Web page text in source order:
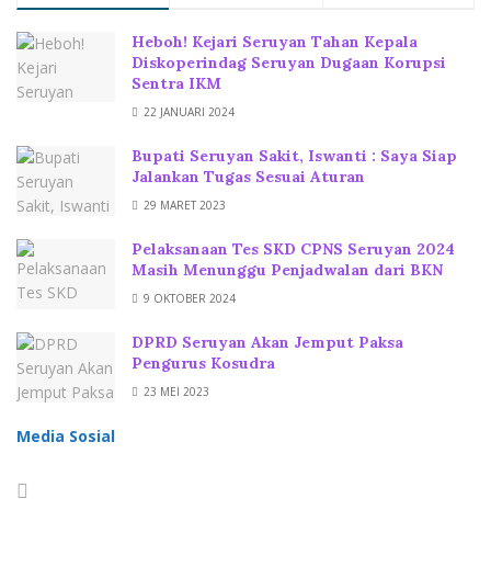
Heboh! Kejari Seruyan Tahan Kepala
Diskoperindag Seruyan Dugaan Korupsi
Sentra IKM
22 JANUARI 2024
Bupati Seruyan Sakit, Iswanti : Saya Siap
Jalankan Tugas Sesuai Aturan
29 MARET 2023
Pelaksanaan Tes SKD CPNS Seruyan 2024
Masih Menunggu Penjadwalan dari BKN
9 OKTOBER 2024
DPRD Seruyan Akan Jemput Paksa
Pengurus Kosudra
23 MEI 2023
Media Sosial